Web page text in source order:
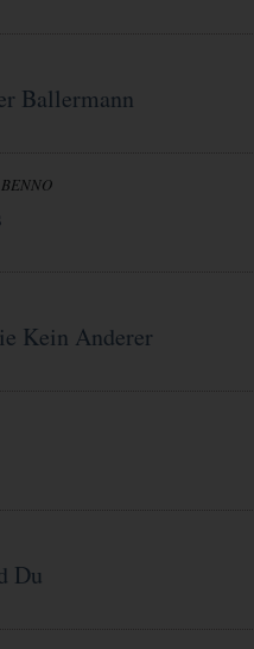
Ballermann
Kein Anderer
Du